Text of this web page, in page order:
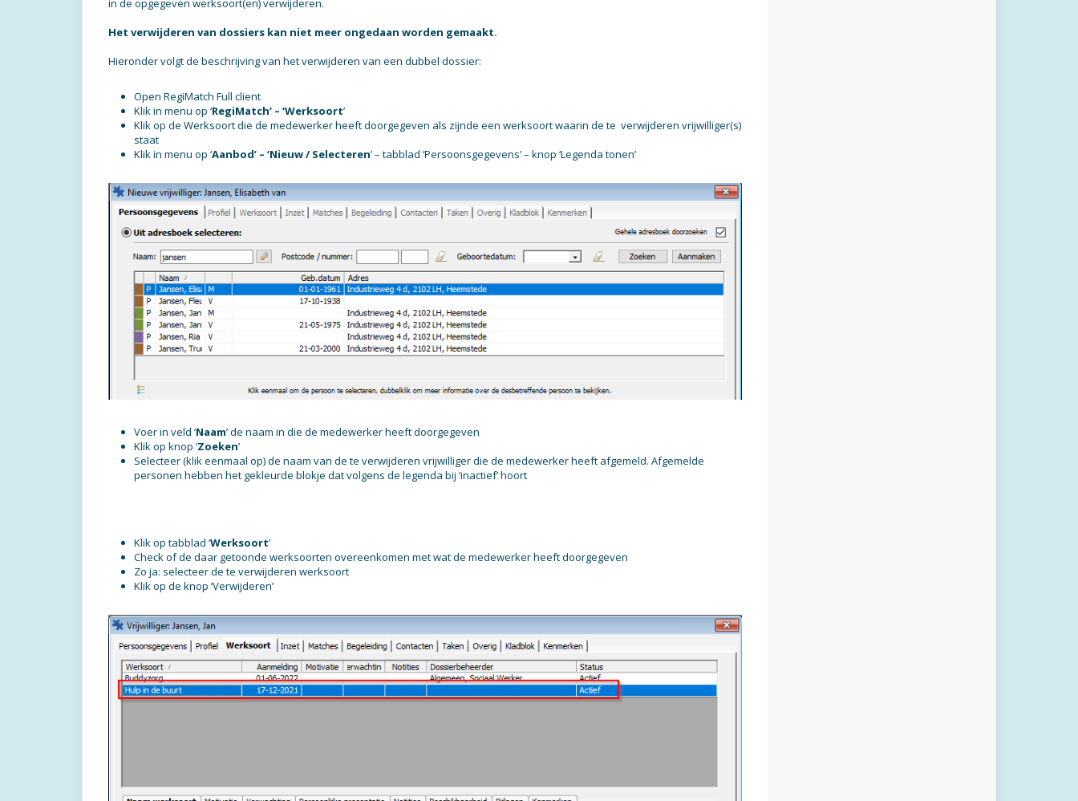
in de opgegeven werksoort(en) verwijderen.
Het verwijderen van dossiers kan niet meer ongedaan worden gemaakt.
Hieronder volgt de beschrijving van het verwijderen van een dubbel dossier:
Open RegiMatch Full client
Klik in menu op ‘RegiMatch’ – ‘Werksoort’
Klik op de Werksoort die de medewerker heeft doorgegeven als zijnde een werksoort waarin de te verwijderen vrijwilliger(s)
staat
Klik in menu op ‘Aanbod’ – ‘Nieuw / Selecteren’ – tabblad ‘Persoonsgegevens’ – knop ‘Legenda tonen’
Voer in veld ‘Naam’ de naam in die de medewerker heeft doorgegeven
Klik op knop ‘Zoeken’
Selecteer (klik eenmaal op) de naam van de te verwijderen vrijwilliger die de medewerker heeft afgemeld. Afgemelde
personen hebben het gekleurde blokje dat volgens de legenda bij ‘inactief’ hoort
Klik op tabblad ‘Werksoort’
Check of de daar getoonde werksoorten overeenkomen met wat de medewerker heeft doorgegeven
Zo ja: selecteer de te verwijderen werksoort
Klik op de knop ‘Verwijderen’